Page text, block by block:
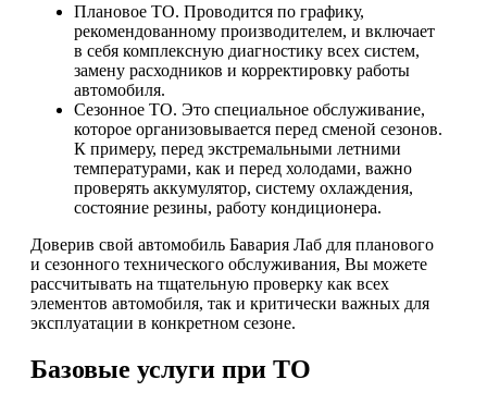
Плановое ТО. Проводится по графику,
рекомендованному производителем, и включает
в себя комплексную диагностику всех систем,
замену расходников и корректировку работы
автомобиля.
Сезонное ТО. Это специальное обслуживание,
которое организовывается перед сменой сезонов.
К примеру, перед экстремальными летними
температурами, как и перед холодами, важно
проверять аккумулятор, систему охлаждения,
состояние резины, работу кондиционера.
Доверив свой автомобиль Бавария Лаб для планового
и сезонного технического обслуживания, Вы можете
рассчитывать на тщательную проверку как всех
элементов автомобиля, так и критически важных для
эксплуатации в конкретном сезоне.
Базовые услуги при ТО